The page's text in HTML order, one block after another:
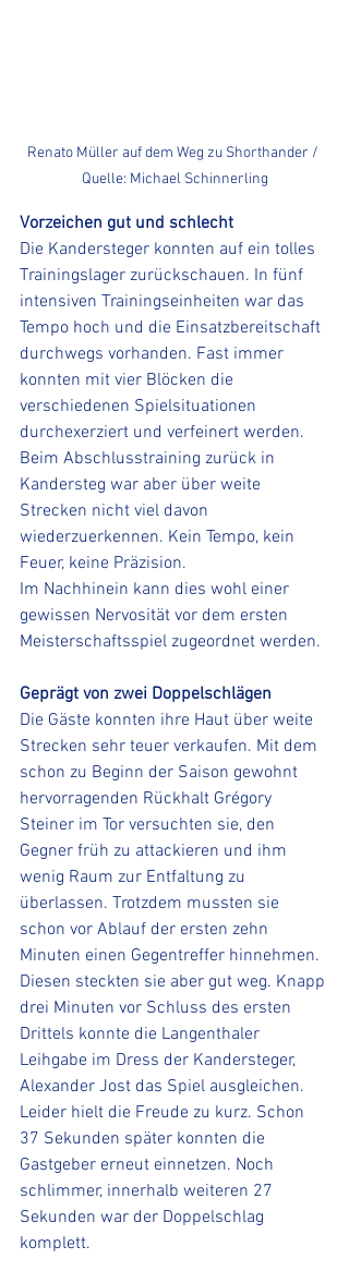
Renato Müller auf dem Weg zu Shorthander /
Quelle: Michael Schinnerling
Vorzeichen gut und schlecht
Die Kandersteger konnten auf ein tolles
Trainingslager zurückschauen. In fünf
intensiven Trainingseinheiten war das
Tempo hoch und die Einsatzbereitschaft
durchwegs vorhanden. Fast immer
konnten mit vier Blöcken die
verschiedenen Spielsituationen
durchexerziert und verfeinert werden.
Beim Abschlusstraining zurück in
Kandersteg war aber über weite
Strecken nicht viel davon
wiederzuerkennen. Kein Tempo, kein
Feuer, keine Präzision.
Im Nachhinein kann dies wohl einer
gewissen Nervosität vor dem ersten
Meisterschaftsspiel zugeordnet werden.
Geprägt von zwei Doppelschlägen
Die Gäste konnten ihre Haut über weite
Strecken sehr teuer verkaufen. Mit dem
schon zu Beginn der Saison gewohnt
hervorragenden Rückhalt Grégory
Steiner im Tor versuchten sie, den
Gegner früh zu attackieren und ihm
wenig Raum zur Entfaltung zu
überlassen. Trotzdem mussten sie
schon vor Ablauf der ersten zehn
Minuten einen Gegentreffer hinnehmen.
Diesen steckten sie aber gut weg. Knapp
drei Minuten vor Schluss des ersten
Drittels konnte die Langenthaler
Leihgabe im Dress der Kandersteger,
Alexander Jost das Spiel ausgleichen.
Leider hielt die Freude zu kurz. Schon
37 Sekunden später konnten die
Gastgeber erneut einnetzen. Noch
schlimmer, innerhalb weiteren 27
Sekunden war der Doppelschlag
komplett.